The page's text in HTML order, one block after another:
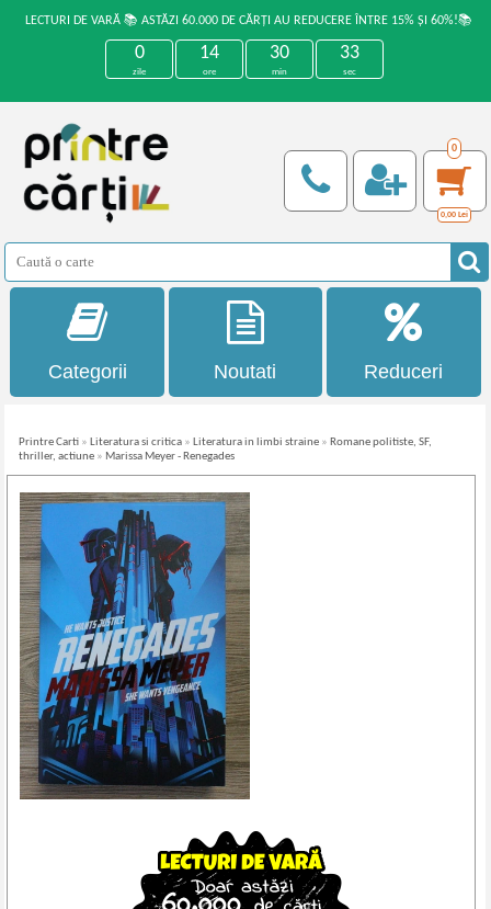
LECTURI DE VARĂ 📚 ASTĂZI 60.000 DE CĂRȚI AU REDUCERE ÎNTRE 15% ȘI 60%!📚
0
zile
14
ore
30
min
33
sec
0
0,00 Lei
Categorii Noutati Reduceri
Printre Carti » Literatura si critica » Literatura in limbi straine » Romane politiste, SF,
thriller, actiune » Marissa Meyer - Renegades